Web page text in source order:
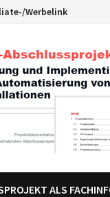
Werbelink
ALS